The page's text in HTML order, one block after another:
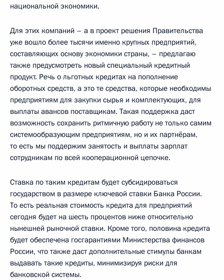
национальной экономики.
Для этих компаний – а в проект решения Правительства
уже вошло более тысячи именно крупных предприятий,
составляющих основу экономики страны, – предлагаю
также предусмотреть новый специальный кредитный
продукт. Речь о льготных кредитах на пополнение
оборотных средств, а это те средства, которые необходимы
предприятиям для закупки сырья и комплектующих, для
выплаты авансов поставщикам. Такая поддержка даст
возможность сохранить ритмичную работу не только самим
системообразующим предприятиям, но и их партнёрам,
то есть мы поддержим занятость и выплаты зарплат
сотрудникам по всей кооперационной цепочке.
Ставка по таким кредитам будет субсидироваться
государством в размере ключевой ставки Банка России.
То есть реальная стоимость кредита для предприятий
сегодня будет на шесть процентов ниже относительно
нынешней рыночной ставки. Кроме того, половина кредита
будет обеспечена госгарантиями Министерства финансов
России, что также даст дополнительные стимулы банкам
выдавать такие кредиты, минимизируя риски для
банковской системы.